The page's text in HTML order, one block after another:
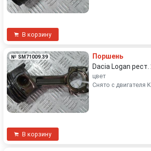
В корзину
№ SM71009.39
Поршень
Dacia Logan рест.
цвет
Снято с двигателя
В корзину